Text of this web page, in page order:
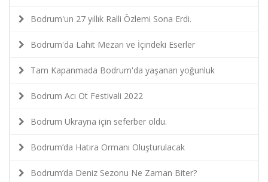
Bodrum'un 27 yıllık Ralli Özlemi Sona Erdi.
Bodrum'da Lahit Mezarı ve İçindeki Eserler
Tam Kapanmada Bodrum'da yaşanan yoğunluk
Bodrum Acı Ot Festivali 2022
Bodrum Ukrayna için seferber oldu.
Bodrum’da Hatıra Ormanı Oluşturulacak
Bodrum’da Deniz Sezonu Ne Zaman Biter?